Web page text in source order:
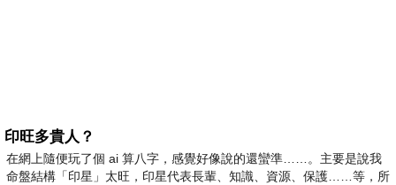
印旺多貴人？
在網上隨便玩了個 ai 算八字，感覺好像說的還蠻準……。主要是說我
命盤結構「印星」太旺，印星代表長輩、知識、資源、保護……等，所